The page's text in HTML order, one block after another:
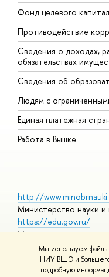
Мы используем файлы
НИУ ВШЭ и большего
подробную
Фонд целевого
Противодействие
Сведения о доходах,
обязательствах
Сведения об
Людям с
Единая платежная
Работа в Вышке
http://
Министерство науки и
https://edu.gov.ru/
Министерство
https://
Массовые открытые